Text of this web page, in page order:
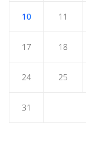
10 11
17 18
24 25
31